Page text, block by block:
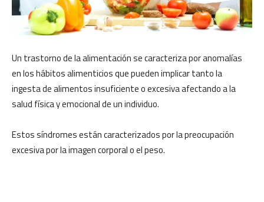
Un trastorno de la alimentación se caracteriza por anomalías
en los hábitos alimenticios que pueden implicar tanto la
ingesta de alimentos insuficiente o excesiva afectando a la
salud física y emocional de un individuo.
Estos síndromes están caracterizados por la preocupación
excesiva por la imagen corporal o el peso.